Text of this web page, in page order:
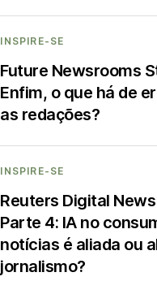
INSPIRE-SE
Future Newsrooms
Enfim, o que há de
as redações?
INSPIRE-SE
Reuters Digital
Parte 4: IA no
notícias é aliada ou
jornalismo?